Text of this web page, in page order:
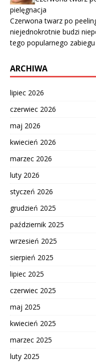
pielęgnacja
Czerwona twarz po
niejednokrotnie budzi
tego popularnego
ARCHIWA
lipiec 2026
czerwiec 2026
maj 2026
kwiecień 2026
marzec 2026
luty 2026
styczeń 2026
grudzień 2025
październik 2025
wrzesień 2025
sierpień 2025
lipiec 2025
czerwiec 2025
maj 2025
kwiecień 2025
marzec 2025
luty 2025